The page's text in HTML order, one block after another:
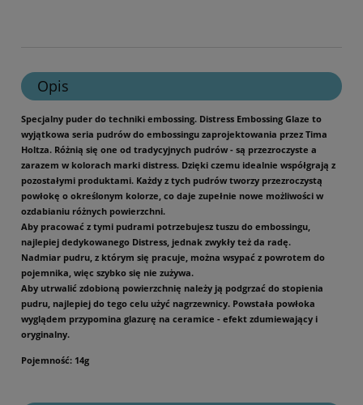
Opis
Specjalny puder do techniki embossing. Distress Embossing Glaze to
wyjątkowa seria pudrów do embossingu zaprojektowania przez Tima
Holtza. Różnią się one od tradycyjnych pudrów - są przezroczyste a
zarazem w kolorach marki distress. Dzięki czemu idealnie współgrają z
pozostałymi produktami. Każdy z tych pudrów tworzy przezroczystą
powłokę o określonym kolorze, co daje zupełnie nowe możliwości w
ozdabianiu różnych powierzchni.
Aby pracować z tymi pudrami potrzebujesz tuszu do embossingu,
najlepiej dedykowanego Distress, jednak zwykły też da radę.
Nadmiar pudru, z którym się pracuje, można wsypać z powrotem do
pojemnika, więc szybko się nie zużywa.
Aby utrwalić zdobioną powierzchnię należy ją podgrzać do stopienia
pudru, najlepiej do tego celu użyć nagrzewnicy. Powstała powłoka
wyglądem przypomina glazurę na ceramice - efekt zdumiewający i
oryginalny.
Pojemność: 14g